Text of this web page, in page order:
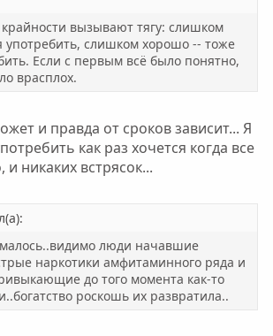
вызывают тягу: слишком
употребить, слишком хорошо -- тоже
Если с первым всё было понятно,
врасплох.
и правда от сроков зависит... Я
как раз хочется когда все
никаких встрясок...
люди начавшие
наркотики амфитаминного ряда и
до того момента как-то
роскошь их развратила..